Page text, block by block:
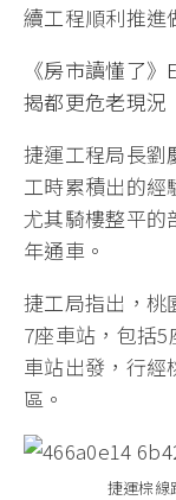
續工程順利推進
《房市讀懂了
揭都更危老現
捷運工程局長劉
工時累積出的經
尤其騎樓整平的
年通車。
捷工局指出，桃
7座車站，包括
車站出發，行經
區。
捷運棕線